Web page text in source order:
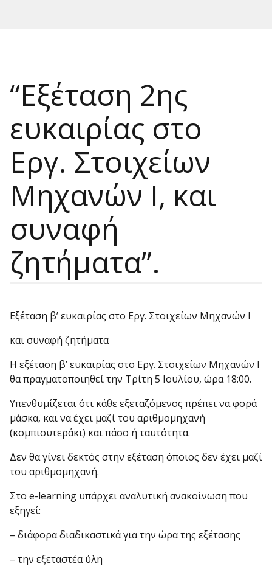
“Εξέταση 2ης
ευκαιρίας στο
Εργ. Στοιχείων
Μηχανών Ι, και
συναφή
ζητήματα”.
Εξέταση β’ ευκαιρίας στο Εργ. Στοιχείων Μηχανών Ι
και συναφή ζητήματα
Η εξέταση β’ ευκαιρίας στο Εργ. Στοιχείων Μηχανών Ι
θα πραγματοποιηθεί την Τρίτη 5 Ιουλίου, ώρα 18:00.
Υπενθυμίζεται ότι κάθε εξεταζόμενος πρέπει να φορά
μάσκα, και να έχει μαζί του αριθμο­μηχανή
(κομπιουτεράκι) και πάσο ή ταυτότητα.
Δεν θα γίνει δεκτός στην εξέταση όποιος δεν έχει μαζί
του αριθμομηχανή.
Στο e-learning υπάρχει αναλυτική ανακοίνωση που
εξηγεί:
– διάφορα διαδικαστικά για την ώρα της εξέτασης
– την εξεταστέα ύλη